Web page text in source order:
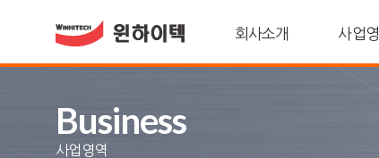
회사소개 사업
Business
사업영역